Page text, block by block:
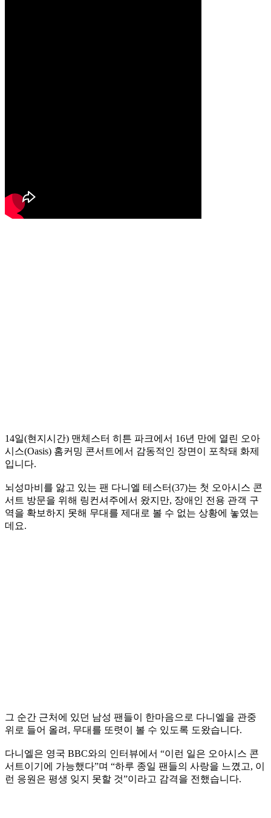
14일(현지시간) 맨체스터 히튼 파크에서 16년 만에 열린 오아
시스(Oasis) 홈커밍 콘서트에서 감동적인 장면이 포착돼 화제
입니다.
뇌성마비를 앓고 있는 팬 다니엘 테스터(37)는 첫 오아시스 콘
서트 방문을 위해 링컨셔주에서 왔지만, 장애인 전용 관객 구
역을 확보하지 못해 무대를 제대로 볼 수 없는 상황에 놓였는
데요.
그 순간 근처에 있던 남성 팬들이 한마음으로 다니엘을 관중
위로 들어 올려, 무대를 또렷이 볼 수 있도록 도왔습니다.
다니엘은 영국 BBC와의 인터뷰에서 “이런 일은 오아시스 콘
서트이기에 가능했다”며 “하루 종일 팬들의 사랑을 느꼈고, 이
런 응원은 평생 잊지 못할 것”이라고 감격을 전했습니다.